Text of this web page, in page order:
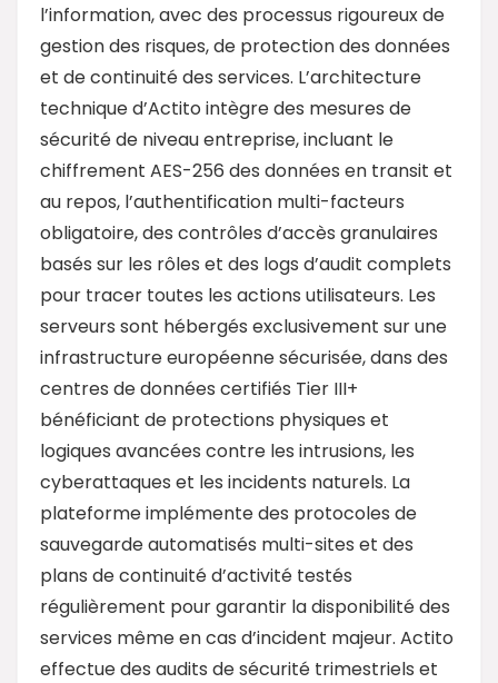
l’information, avec des processus rigoureux de
gestion des risques, de protection des données
et de continuité des services. L’architecture
technique d’Actito intègre des mesures de
sécurité de niveau entreprise, incluant le
chiffrement AES-256 des données en transit et
au repos, l’authentification multi-facteurs
obligatoire, des contrôles d’accès granulaires
basés sur les rôles et des logs d’audit complets
pour tracer toutes les actions utilisateurs. Les
serveurs sont hébergés exclusivement sur une
infrastructure européenne sécurisée, dans des
centres de données certifiés Tier III+
bénéficiant de protections physiques et
logiques avancées contre les intrusions, les
cyberattaques et les incidents naturels. La
plateforme implémente des protocoles de
sauvegarde automatisés multi-sites et des
plans de continuité d’activité testés
régulièrement pour garantir la disponibilité des
services même en cas d’incident majeur. Actito
effectue des audits de sécurité trimestriels et